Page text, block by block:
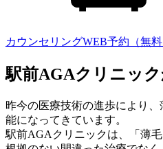
カウンセリングWEB予約（無料
駅前AGAクリニッ
昨今の医療技術の進歩により
能になってきています。
駅前AGAクリニックは、「薄